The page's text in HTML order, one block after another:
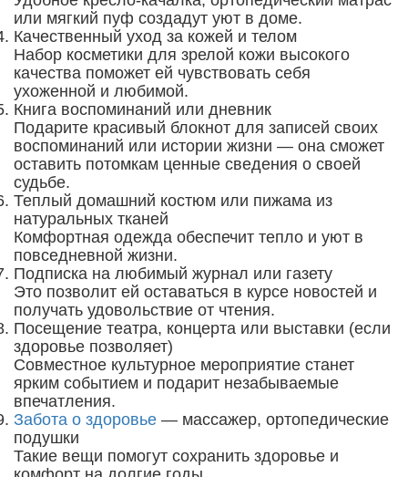
или мягкий пуф создадут уют в доме.
Качественный уход за кожей и телом
Набор косметики для зрелой кожи высокого
качества поможет ей чувствовать себя
ухоженной и любимой.
Книга воспоминаний или дневник
Подарите красивый блокнот для записей своих
воспоминаний или истории жизни — она сможет
оставить потомкам ценные сведения о своей
судьбе.
Теплый домашний костюм или пижама из
натуральных тканей
Комфортная одежда обеспечит тепло и уют в
повседневной жизни.
Подписка на любимый журнал или газету
Это позволит ей оставаться в курсе новостей и
получать удовольствие от чтения.
Посещение театра, концерта или выставки (если
здоровье позволяет)
Совместное культурное мероприятие станет
ярким событием и подарит незабываемые
впечатления.
Забота о здоровье — массажер, ортопедические
подушки
Такие вещи помогут сохранить здоровье и